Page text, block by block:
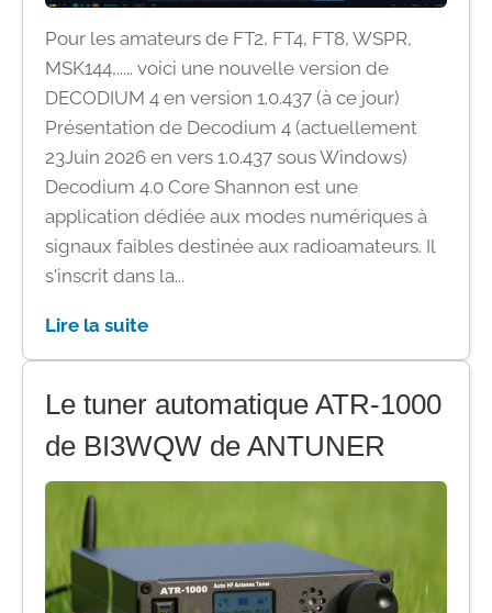
Pour les amateurs de FT2, FT4, FT8, WSPR,
MSK144,..... voici une nouvelle version de
DECODIUM 4 en version 1.0.437 (à ce jour)
Présentation de Decodium 4 (actuellement
23Juin 2026 en vers 1.0.437 sous Windows)
Decodium 4.0 Core Shannon est une
application dédiée aux modes numériques à
signaux faibles destinée aux radioamateurs. Il
s'inscrit dans la...
Lire la suite
Le tuner automatique ATR-1000
de BI3WQW de ANTUNER